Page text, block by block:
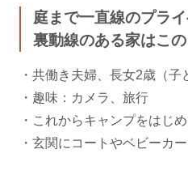
庭まで一直線のプラ
裏動線のある家はこ
・共働き夫婦、長女2歳（子
・趣味：カメラ、旅行
・これからキャンプをはじめ
・玄関にコートやベビーカ